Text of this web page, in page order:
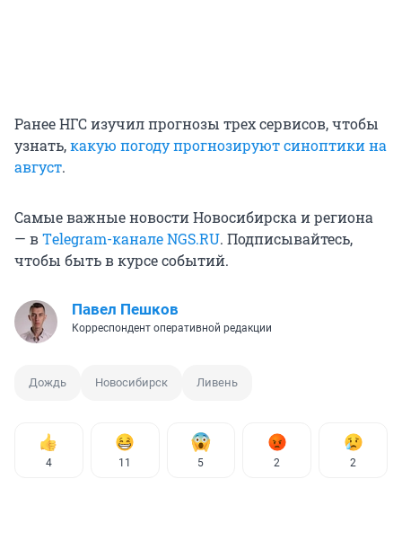
Ранее НГС изучил прогнозы трех сервисов, чтобы
узнать,какую погоду прогнозируют синоптики на
август.
Самые важные новости Новосибирска и региона
— вТelegram-канале NGS.RU. Подписывайтесь,
чтобы быть в курсе событий.
Павел Пешков
Корреспондент оперативной редакции
Дождь Новосибирск Ливень
4 11 5 2 2